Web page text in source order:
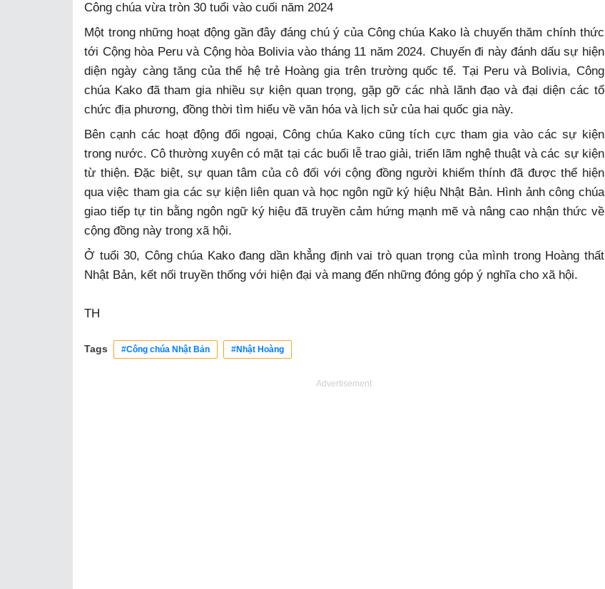
Công chúa vừa tròn 30 tuổi vào cuối năm 2024
Một trong những hoạt động gần đây đáng chú ý của Công chúa Kako là chuyến thăm chính thức
tới Cộng hòa Peru và Cộng hòa Bolivia vào tháng 11 năm 2024. Chuyến đi này đánh dấu sự hiện
diện ngày càng tăng của thế hệ trẻ Hoàng gia trên trường quốc tế. Tại Peru và Bolivia, Công
chúa Kako đã tham gia nhiều sự kiện quan trọng, gặp gỡ các nhà lãnh đạo và đại diện các tổ
chức địa phương, đồng thời tìm hiểu về văn hóa và lịch sử của hai quốc gia này.
Bên cạnh các hoạt động đối ngoại, Công chúa Kako cũng tích cực tham gia vào các sự kiện
trong nước. Cô thường xuyên có mặt tại các buổi lễ trao giải, triển lãm nghệ thuật và các sự kiện
từ thiện. Đặc biệt, sự quan tâm của cô đối với cộng đồng người khiếm thính đã được thể hiện
qua việc tham gia các sự kiện liên quan và học ngôn ngữ ký hiệu Nhật Bản. Hình ảnh công chúa
giao tiếp tự tin bằng ngôn ngữ ký hiệu đã truyền cảm hứng mạnh mẽ và nâng cao nhận thức về
cộng đồng này trong xã hội.
Ở tuổi 30, Công chúa Kako đang dần khẳng định vai trò quan trọng của mình trong Hoàng thất
Nhật Bản, kết nối truyền thống với hiện đại và mang đến những đóng góp ý nghĩa cho xã hội.
TH
Tags #Công chúa Nhật Bản #Nhật Hoàng
Advertisement